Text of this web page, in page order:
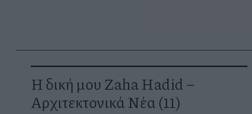
H δική μου Zaha Hadid –
Αρχιτεκτονικά Νέα (11)